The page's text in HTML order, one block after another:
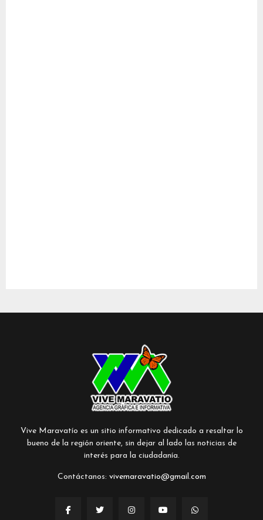
Vive Maravatío es un sitio informativo dedicado a resaltar lo
bueno de la región oriente, sin dejar al lado las noticias de
interés para la ciudadanía.
Contáctanos: vivemaravatio@gmail.com